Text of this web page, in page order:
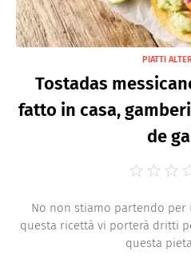
PIATTI
Tostadas
fatto in casa,
de
No non stiamo partendo per
questa ricettà vi porterà dritti
questa